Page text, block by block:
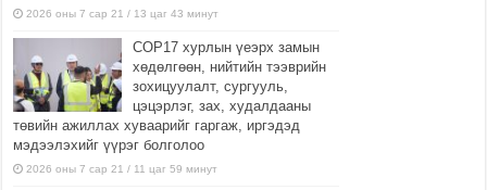
2026 оны 7 сар 21 / 13 цаг 43 минут
COP17 хурлын үеэрх замын
хөдөлгөөн, нийтийн тээврийн
зохицуулалт, сургууль,
цэцэрлэг, зах, худалдааны
төвийн ажиллах хуваарийг гаргаж, иргэдэд
мэдээлэхийг үүрэг болголоо
2026 оны 7 сар 21 / 11 цаг 59 минут